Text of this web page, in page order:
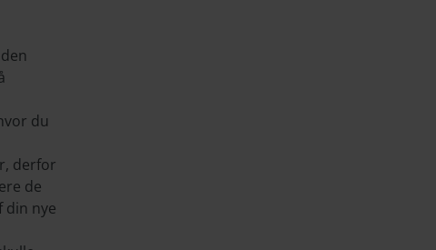
du
derfor
de
din nye